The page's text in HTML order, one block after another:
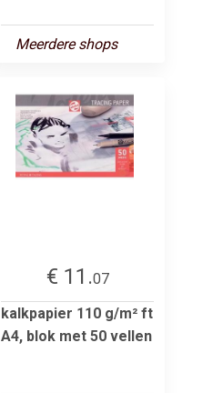
Meerdere shops
€ 11.07
kalkpapier 110 g/m² ft
A4, blok met 50 vellen